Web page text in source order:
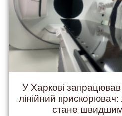
У Харкові
лінійний прискорювач:
стане швидшим